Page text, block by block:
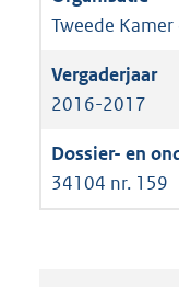
Tweede
2016-2017
34104 nr. 159